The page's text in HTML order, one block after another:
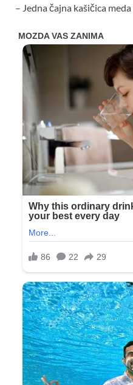
– Jedna čajna kašičica